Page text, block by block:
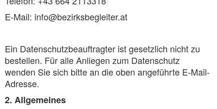
E-Mail: info@bezirksbegleiter.at
Ein Datenschutzbeauftragter ist gesetzlich nicht zu
bestellen. Für alle Anliegen zum Datenschutz
wenden Sie sich bitte an die oben angeführte E-Mail-
Adresse.
2. Allgemeines